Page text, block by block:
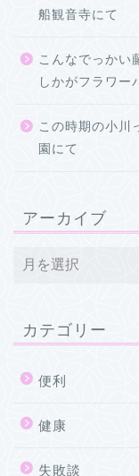
船観音寺にて
こんなでっかい
しかがフラワー
この時期の小川
園にて
アーカイブ
カテゴリー
便利
健康
失敗談